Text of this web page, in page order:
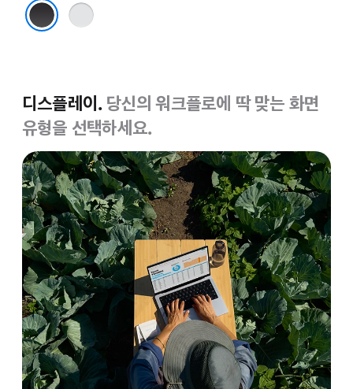
실버
디스플레이. 당신의 워크플로에 딱 맞는 화면
유형을 선택하세요.